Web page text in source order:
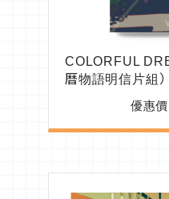
COLORFUL
曆物語明信片組）
優惠價